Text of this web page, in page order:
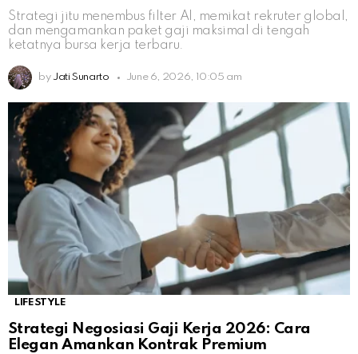
Strategi jitu menembus filter AI, memikat rekruter global,
dan mengamankan paket gaji maksimal di tengah
ketatnya bursa kerja terbaru.
by Jati Sunarto June 6, 2026, 10:05 am
LIFESTYLE
Strategi Negosiasi Gaji Kerja 2026: Cara
Elegan Amankan Kontrak Premium